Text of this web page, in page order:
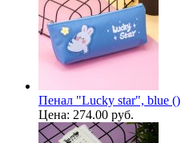
Пенал "Lucky star", blue ()
Цена: 274.00 руб.